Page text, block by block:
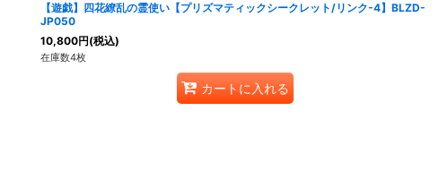
【遊戯】四花繚乱の霊使い【プリズマティックシークレット/リンク-4】BLZD-
JP050
10,800円(税込)
在庫数4枚
カートに入れる